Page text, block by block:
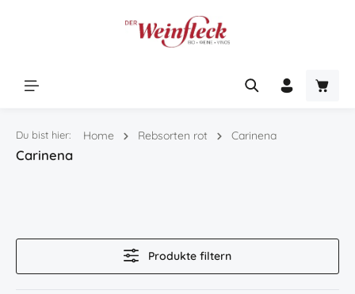
Du bist hier: Home Rebsorten rot Carinena
Carinena
Produkte filtern